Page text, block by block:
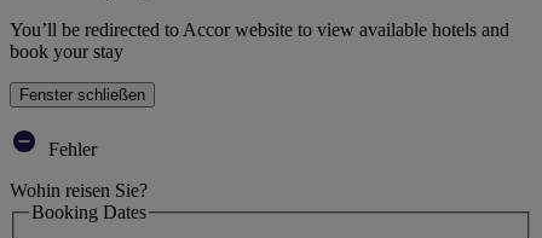
You’ll be redirected to Accor website to view available hotels and
book your stay
Fenster schließen
Fehler
Wohin reisen Sie?
Booking Dates